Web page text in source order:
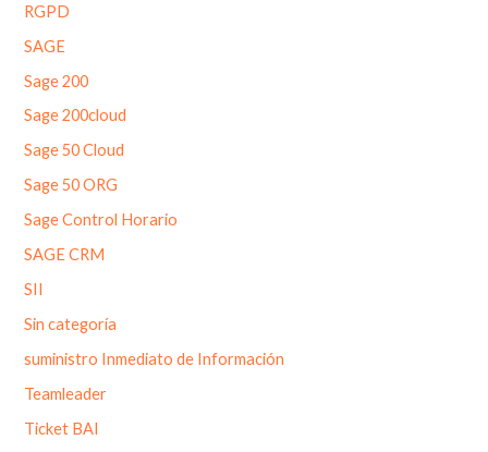
RGPD
SAGE
Sage 200
Sage 200cloud
Sage 50 Cloud
Sage 50 ORG
Sage Control Horario
SAGE CRM
SII
Sin categoría
suministro Inmediato de Información
Teamleader
Ticket BAI